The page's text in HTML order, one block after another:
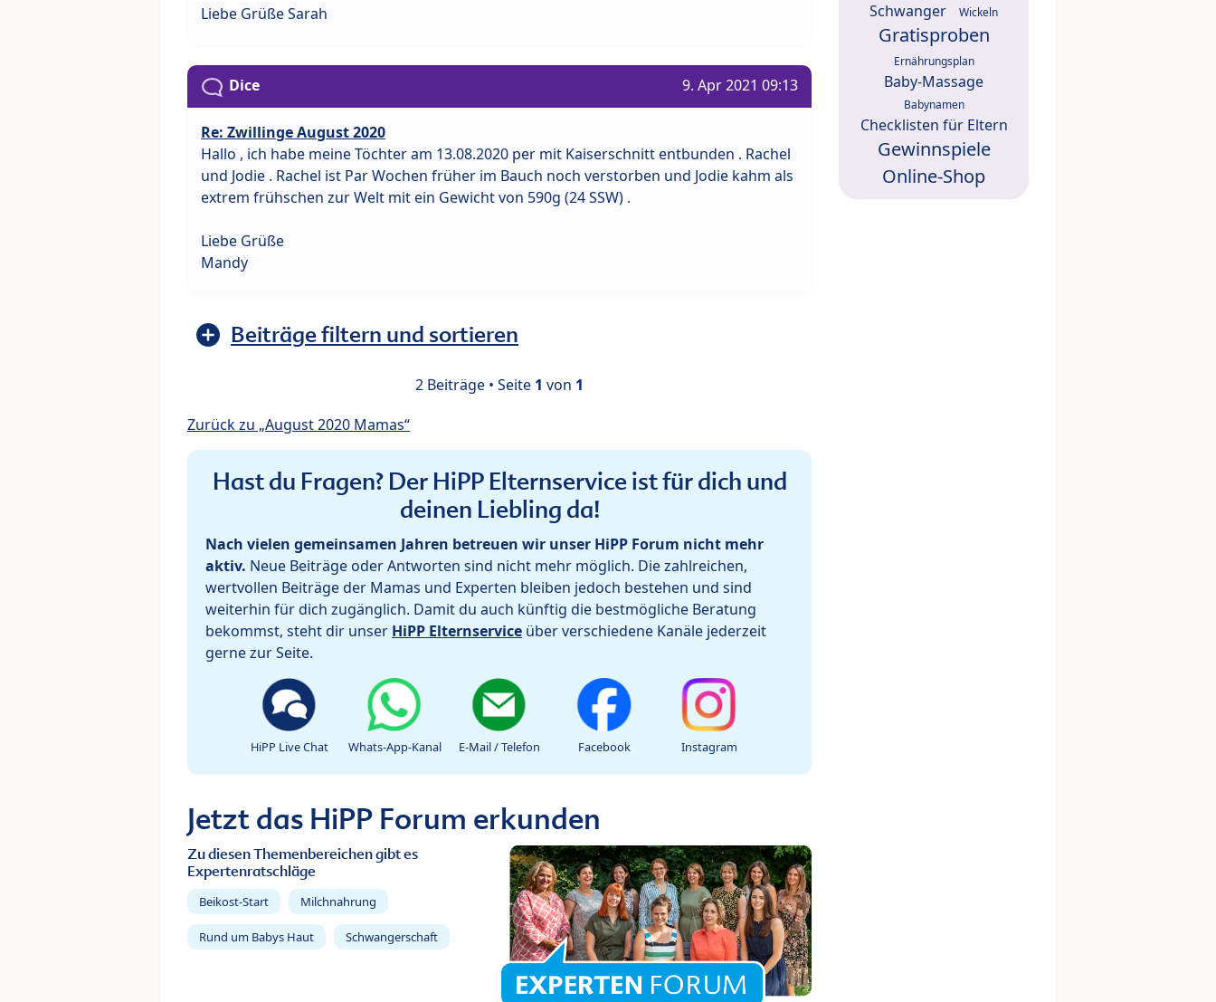
Liebe Grüße Sarah
Dice 9. Apr 2021 09:13
Re: Zwillinge August 2020
Hallo , ich habe meine Töchter am 13.08.2020 per mit Kaiserschnitt entbunden . Rachel
und Jodie . Rachel ist Par Wochen früher im Bauch noch verstorben und Jodie kahm als
extrem frühschen zur Welt mit ein Gewicht von 590g (24 SSW) .
Liebe Grüße
Mandy
Beiträge filtern und sortieren
2 Beiträge • Seite 1 von 1
Zurück zu „August 2020 Mamas“
Hast du Fragen? Der HiPP Elternservice ist für dich und
deinen Liebling da!
Nach vielen gemeinsamen Jahren betreuen wir unser HiPP Forum nicht mehr
aktiv. Neue Beiträge oder Antworten sind nicht mehr möglich. Die zahlreichen,
wertvollen Beiträge der Mamas und Experten bleiben jedoch bestehen und sind
weiterhin für dich zugänglich. Damit du auch künftig die bestmögliche Beratung
bekommst, steht dir unser HiPP Elternservice über verschiedene Kanäle jederzeit
gerne zur Seite.
HiPP Live Chat Whats-App-Kanal E-Mail / Telefon Facebook Instagram
Jetzt das HiPP Forum erkunden
Zu diesen Themenbereichen gibt es
Expertenratschläge
Beikost-Start Milchnahrung
Rund um Babys Haut Schwangerschaft
Schwanger Wickeln
Gratisproben
Ernährungsplan
Baby-Massage
Babynamen
Checklisten für Eltern
Gewinnspiele
Online-Shop